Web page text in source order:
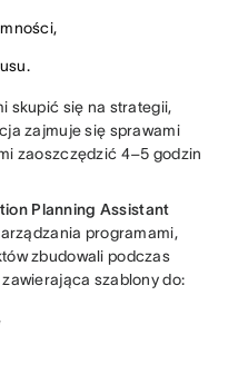
skupić się na strategii,
zajmuje się sprawami
zaoszczędzić 4–5 godzin
Planning Assistant
programami,
zbudowali podczas
szablony do: